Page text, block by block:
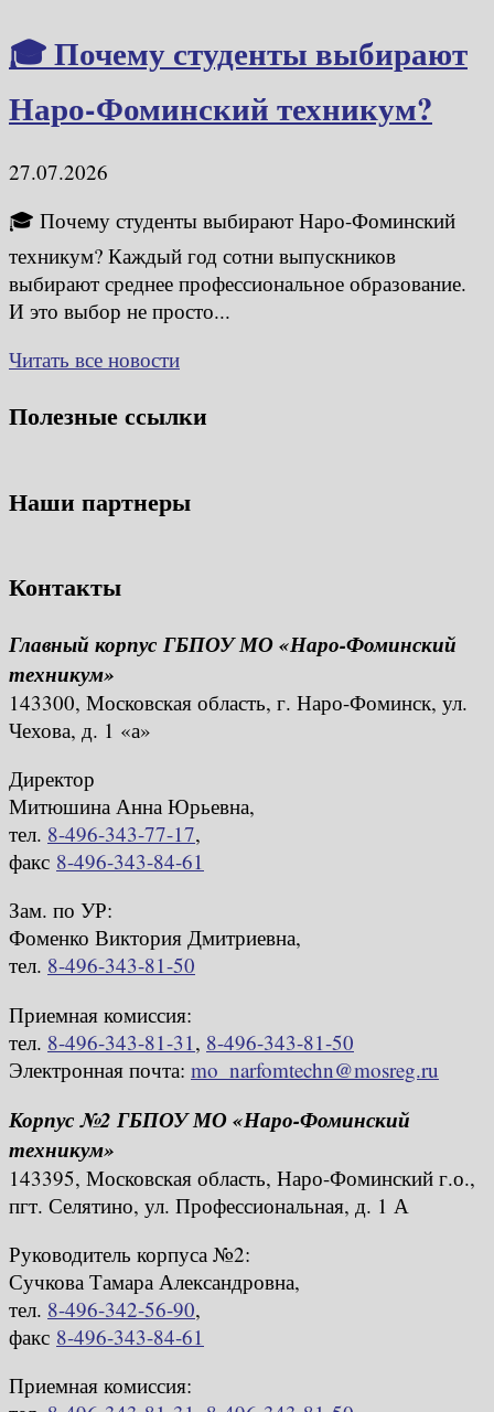
🎓 Почему студенты выбирают
Наро-Фоминский техникум?
27.07.2026
🎓 Почему студенты выбирают Наро-Фоминский
техникум? Каждый год сотни выпускников
выбирают среднее профессиональное образование.
И это выбор не просто...
Читать все новости
Полезные ссылки
Наши партнеры
Контакты
Главный корпус ГБПОУ МО «Наро-Фоминский
техникум»
143300, Московская область, г. Наро-Фоминск, ул.
Чехова, д. 1 «а»
Директор
Митюшина Анна Юрьевна,
тел. 8-496-343-77-17,
факс 8-496-343-84-61
Зам. по УР:
Фоменко Виктория Дмитриевна,
тел. 8-496-343-81-50
Приемная комиссия:
тел. 8-496-343-81-31 , 8-496-343-81-50
Электронная почта: mo_narfomtechn@mosreg.ru
Корпус №2 ГБПОУ МО «Наро-Фоминский
техникум»
143395, Московская область, Наро-Фоминский г.о.,
пгт. Селятино, ул. Профессиональная, д. 1 А
Руководитель корпуса №2:
Сучкова Тамара Александровна,
тел. 8-496-342-56-90,
факс 8-496-343-84-61
Приемная комиссия: